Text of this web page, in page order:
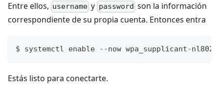
Entre ellos, username y password son la información
correspondiente de su propia cuenta. Entonces entra
$ systemctl enable --now wpa_supplicant-
Estás listo para conectarte.